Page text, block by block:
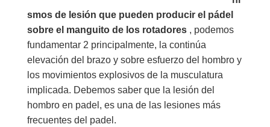
smos de lesión que pueden producir el pádel
sobre el manguito de los rotadores , podemos
fundamentar 2 principalmente, la continúa
elevación del brazo y sobre esfuerzo del hombro y
los movimientos explosivos de la musculatura
implicada. Debemos saber que la lesión del
hombro en padel, es una de las lesiones más
frecuentes del padel.